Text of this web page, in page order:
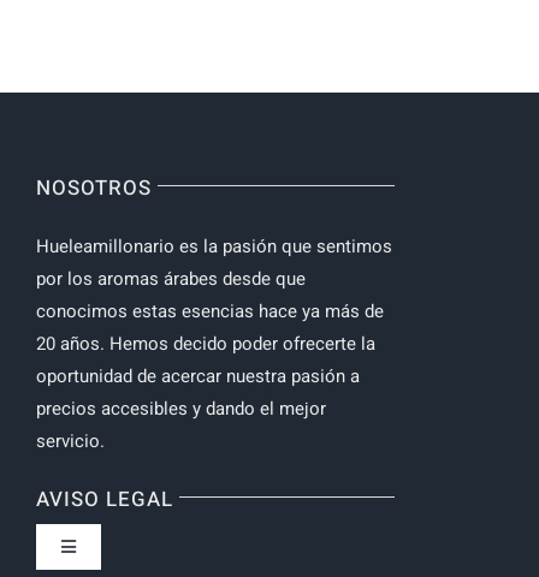
NOSOTROS
Hueleamillonario es la pasión que sentimos
por los aromas árabes desde que
conocimos estas esencias hace ya más de
20 años. Hemos decido poder ofrecerte la
oportunidad de acercar nuestra pasión a
precios accesibles y dando el mejor
servicio.
AVISO LEGAL
Toggle